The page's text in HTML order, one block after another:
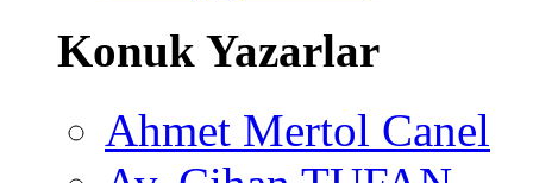
Konuk Yazarlar
Ahmet Mertol Canel